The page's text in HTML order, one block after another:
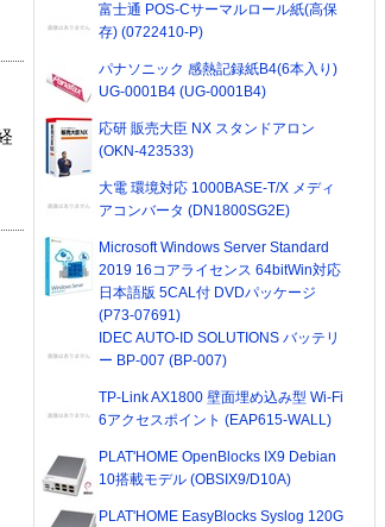
富士通 POS-Cサーマルロール紙(高保
存) (0722410-P)
パナソニック 感熱記録紙B4(6本入り)
UG-0001B4 (UG-0001B4)
応研 販売大臣 NX スタンドアロン
(OKN-423533)
大電 環境対応 1000BASE-T/X メディ
アコンバータ (DN1800SG2E)
Microsoft Windows Server Standard
2019 16コアライセンス 64bitWin対応
日本語版 5CAL付 DVDパッケージ
(P73-07691)
IDEC AUTO-ID SOLUTIONS バッテリ
ー BP-007 (BP-007)
TP-Link AX1800 壁面埋め込み型 Wi-Fi
6アクセスポイント (EAP615-WALL)
PLAT'HOME OpenBlocks IX9 Debian
10搭載モデル (OBSIX9/D10A)
PLAT'HOME EasyBlocks Syslog 120G